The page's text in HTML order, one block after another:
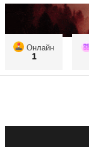
Онлайн
1